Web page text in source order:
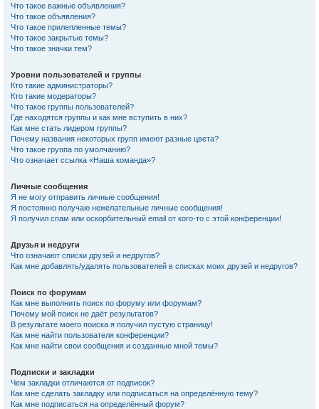
Что такое важные объявления?
Что такое объявления?
Что такое прилепленные темы?
Что такое закрытые темы?
Что такое значки тем?
Уровни пользователей и группы
Кто такие администраторы?
Кто такие модераторы?
Что такое группы пользователей?
Где находятся группы и как мне вступить в них?
Как мне стать лидером группы?
Почему названия некоторых групп имеют разные цвета?
Что такое группа по умолчанию?
Что означает ссылка «Наша команда»?
Личные сообщения
Я не могу отправить личные сообщения!
Я постоянно получаю нежелательные личные сообщения!
Я получил спам или оскорбительный email от кого-то с этой конференции!
Друзья и недруги
Что означают списки друзей и недругов?
Как мне добавлять/удалять пользователей в списках моих друзей и недругов?
Поиск по форумам
Как мне выполнить поиск по форуму или форумам?
Почему мой поиск не даёт результатов?
В результате моего поиска я получил пустую страницу!
Как мне найти пользователя конференции?
Как мне найти свои сообщения и созданные мной темы?
Подписки и закладки
Чем закладки отличаются от подписок?
Как мне сделать закладку или подписаться на определённую тему?
Как мне подписаться на определённый форум?